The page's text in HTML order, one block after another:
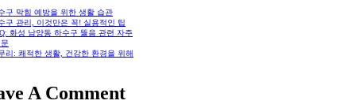
구 막힘 예방을 위한 생활 습관
구 관리, 이것만은 꼭! 실용적인 팁
화성 남양동 하수구 뚫음 관련 자주
리: 쾌적한 생활, 건강한 환경을 위해
A Comment